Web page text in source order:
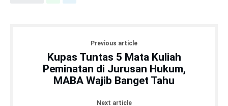
Previous article
Kupas Tuntas 5 Mata Kuliah
Peminatan di Jurusan Hukum,
MABA Wajib Banget Tahu
Next article